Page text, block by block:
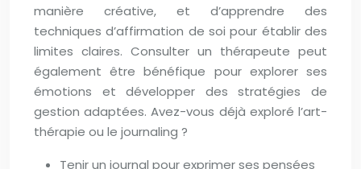
manière créative, et d’apprendre des
techniques d’affirmation de soi pour établir des
limites claires. Consulter un thérapeute peut
également être bénéfique pour explorer ses
émotions et développer des stratégies de
gestion adaptées. Avez-vous déjà exploré l’art-
thérapie ou le journaling ?
Tenir un journal pour exprimer ses pensées